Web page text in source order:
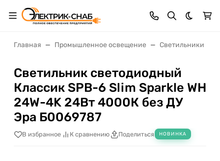
Темная
Главная Промышленное освещение Светильники
Светильник светодиодный
Классик SPB-6 Slim Sparkle WH
24W-4K 24Вт 4000К без ДУ
Эра Б0069787
В избранное К сравнению Поделиться НОВИНКА